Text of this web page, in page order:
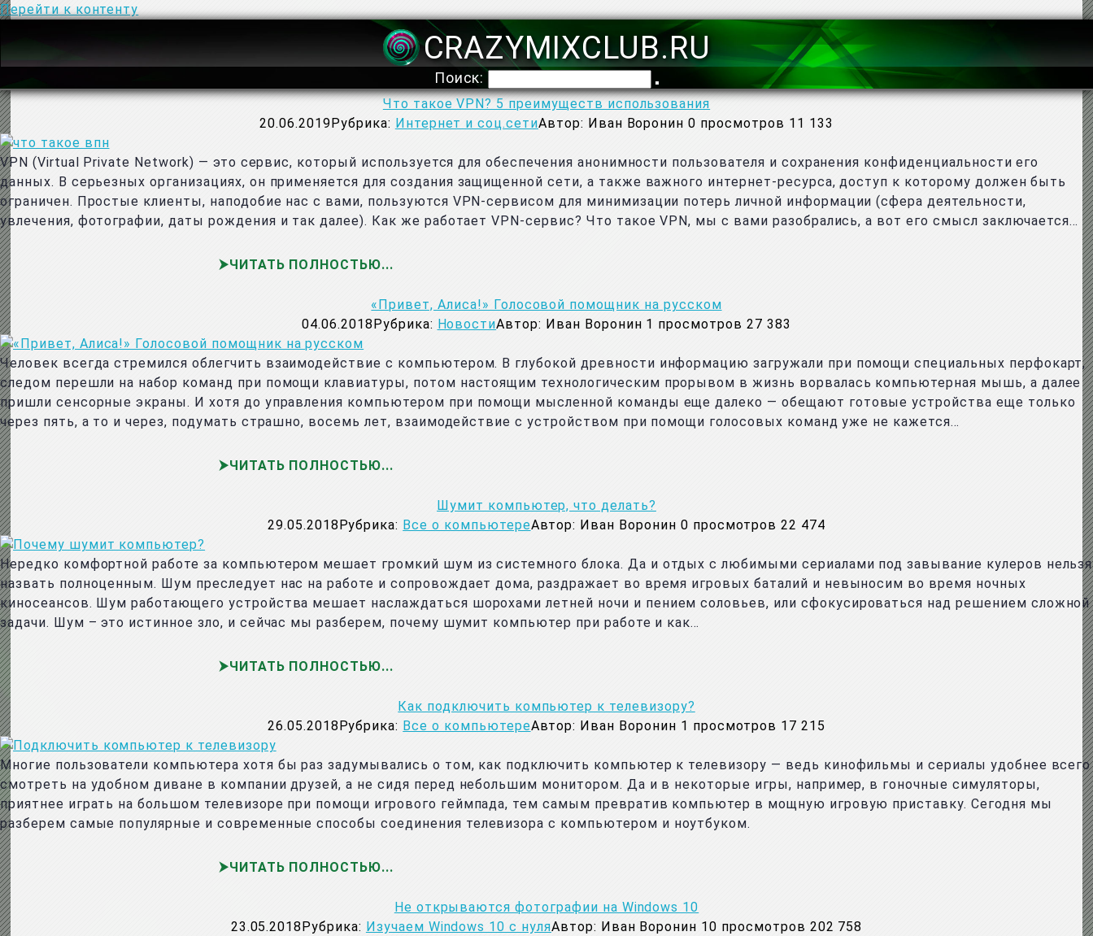
Перейти к контенту
CRAZYMIXCLUB.RU
Поиск:
Что такое VPN? 5 преимуществ использования
20.06.2019Рубрика: Интернет и соц.сетиАвтор: Иван Воронин 0 просмотров 11 133
VPN (Virtual Private Network) — это сервис, который используется для обеспечения анонимности пользователя и сохранения конфиденциальности его
данных. В серьезных организациях, он применяется для создания защищенной сети, а также важного интернет-ресурса, доступ к которому должен быть
ограничен. Простые клиенты, наподобие нас с вами, пользуются VPN-сервисом для минимизации потерь личной информации (сфера деятельности,
увлечения, фотографии, даты рождения и так далее). Как же работает VPN-сервис? Что такое VPN, мы с вами разобрались, а вот его смысл заключается…
ЧИТАТЬ ПОЛНОСТЬЮ
«Привет, Алиса!» Голосовой помощник на русском
04.06.2018Рубрика: НовостиАвтор: Иван Воронин 1 просмотров 27 383
Человек всегда стремился облегчить взаимодействие с компьютером. В глубокой древности информацию загружали при помощи специальных перфокарт,
следом перешли на набор команд при помощи клавиатуры, потом настоящим технологическим прорывом в жизнь ворвалась компьютерная мышь, а далее
пришли сенсорные экраны. И хотя до управления компьютером при помощи мысленной команды еще далеко — обещают готовые устройства еще только
через пять, а то и через, подумать страшно, восемь лет, взаимодействие с устройством при помощи голосовых команд уже не кажется…
ЧИТАТЬ ПОЛНОСТЬЮ
Шумит компьютер, что делать?
29.05.2018Рубрика: Все о компьютереАвтор: Иван Воронин 0 просмотров 22 474
Нередко комфортной работе за компьютером мешает громкий шум из системного блока. Да и отдых с любимыми сериалами под завывание кулеров нельзя
назвать полноценным. Шум преследует нас на работе и сопровождает дома, раздражает во время игровых баталий и невыносим во время ночных
киносеансов. Шум работающего устройства мешает наслаждаться шорохами летней ночи и пением соловьев, или сфокусироваться над решением сложной
задачи. Шум – это истинное зло, и сейчас мы разберем, почему шумит компьютер при работе и как…
ЧИТАТЬ ПОЛНОСТЬЮ
Как подключить компьютер к телевизору?
26.05.2018Рубрика: Все о компьютереАвтор: Иван Воронин 1 просмотров 17 215
Многие пользователи компьютера хотя бы раз задумывались о том, как подключить компьютер к телевизору — ведь кинофильмы и сериалы удобнее всего
смотреть на удобном диване в компании друзей, а не сидя перед небольшим монитором. Да и в некоторые игры, например, в гоночные симуляторы,
приятнее играть на большом телевизоре при помощи игрового геймпада, тем самым превратив компьютер в мощную игровую приставку. Сегодня мы
разберем самые популярные и современные способы соединения телевизора с компьютером и ноутбуком.
ЧИТАТЬ ПОЛНОСТЬЮ
Не открываются фотографии на Windows 10
23.05.2018Рубрика: Изучаем Windows 10 с нуляАвтор: Иван Воронин 10 просмотров 202 758